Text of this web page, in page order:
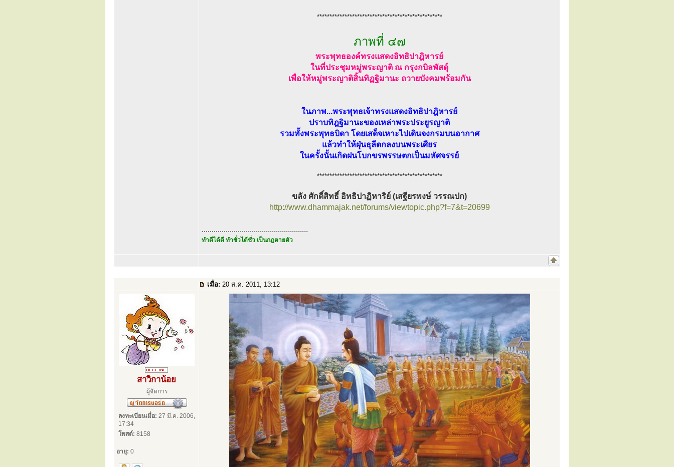
**************************************************
ภาพที่ ๔๗
พระพุทธองค์ทรงแสดงอิทธิปาฎิหารย์
ในที่ประชุมหมู่พระญาติ ณ กรุงกบิลพัสดุ์
เพื่อให้หมู่พระญาติสิ้นทิฏฐิมานะ ถวายบังคมพร้อมกัน
ในภาพ...พระพุทธเจ้าทรงแสดงอิทธิปาฎิหารย์
ปราบทิฎฐิมานะของเหล่าพระประยูรญาติ
รวมทั้งพระพุทธบิดา โดยเสด็จเหาะไปเดินจงกรมบนอากาศ
แล้วทำให้ฝุ่นธุลีตกลงบนพระเศียร
ในครั้งนั้นเกิดฝนโบกขรพรรษตกเป็นมหัศจรรย์
**************************************************
ขลัง ศักดิ์สิทธิ์ อิทธิปาฏิหาริย์ (เสฐียรพงษ์ วรรณปก)
http://www.dhammajak.net/forums/viewtopic.php?f=7&t=20699
.....................................................
ทำดีได้ดี ทำชั่วได้ชั่ว เป็นกฎตายตัว
เมื่อ: 20 ส.ค. 2011, 13:12
สาวิกาน้อย
ผู้จัดการ
ลงทะเบียนเมื่อ: 27 มี.ค. 2006,
17:34
โพสต์: 8158
อายุ: 0